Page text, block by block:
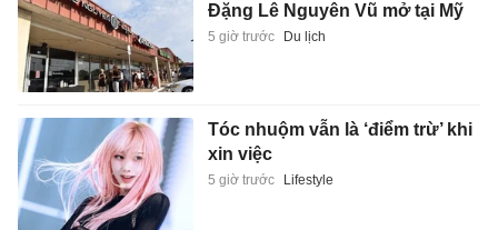
Đặng Lê Nguyên Vũ mở tại Mỹ
5 giờ trước Du lịch
Tóc nhuộm vẫn là ‘điểm trừ’ khi
xin việc
5 giờ trước Lifestyle